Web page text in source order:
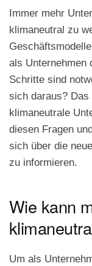
Immer mehr
klimaneutral zu
als Unternehmen
Schritte sind
sich daraus? Das
klimaneutrale
diesen Fragen
sich über die
zu informieren.
Wie kann
Um als